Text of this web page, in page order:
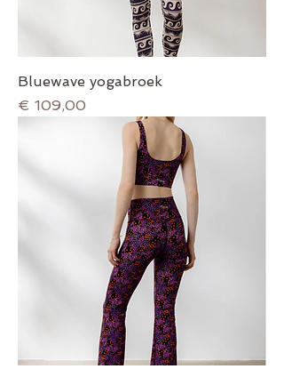
Bluewave yogabroek
Prijs
€ 109,00